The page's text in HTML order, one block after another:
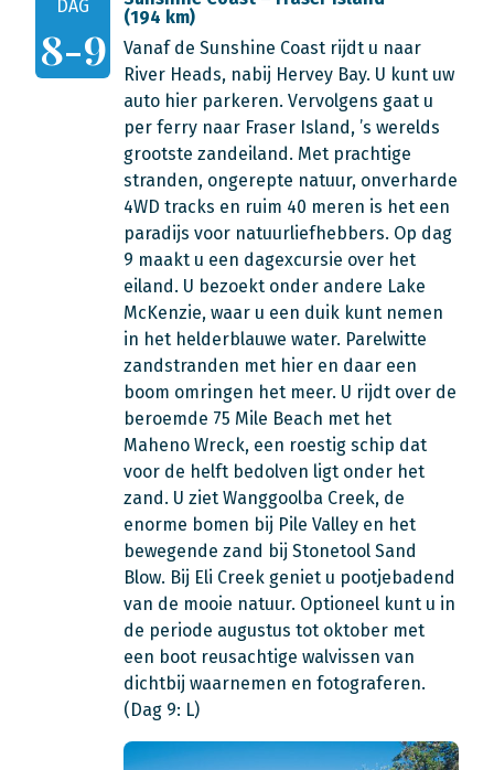
DAG
8-9
(194 km)
Vanaf de Sunshine Coast rijdt u naar
River Heads, nabij Hervey Bay. U kunt uw
auto hier parkeren. Vervolgens gaat u
per ferry naar Fraser Island, ’s werelds
grootste zandeiland. Met prachtige
stranden, ongerepte natuur, onverharde
4WD tracks en ruim 40 meren is het een
paradijs voor natuurliefhebbers. Op dag
9 maakt u een dagexcursie over het
eiland. U bezoekt onder andere Lake
McKenzie, waar u een duik kunt nemen
in het helderblauwe water. Parelwitte
zandstranden met hier en daar een
boom omringen het meer. U rijdt over de
beroemde 75 Mile Beach met het
Maheno Wreck, een roestig schip dat
voor de helft bedolven ligt onder het
zand. U ziet Wanggoolba Creek, de
enorme bomen bij Pile Valley en het
bewegende zand bij Stonetool Sand
Blow. Bij Eli Creek geniet u pootjebadend
van de mooie natuur. Optioneel kunt u in
de periode augustus tot oktober met
een boot reusachtige walvissen van
dichtbij waarnemen en fotograferen.
(Dag 9: L)